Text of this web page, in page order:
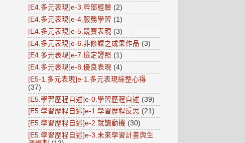
[E4.多元表現]e-3.幹部經驗 (2)
[E4.多元表現]e-4.服務學習 (1)
[E4.多元表現]e-5.競賽表現 (3)
[E4.多元表現]e-6.非修課之成果作品 (3)
[E4.多元表現]e-7.檢定證照 (1)
[E4.多元表現]e-8.優良表現 (4)
[E5-1.多元表現]e-1.多元表現綜整心得
(37)
[E5.學習歷程自述]e-0.學習歷程自述 (39)
[E5.學習歷程自述]e-1.學習歷程反思 (21)
[E5.學習歷程自述]e-2.就讀動機 (30)
[E5.學習歷程自述]e-3.未來學習計畫與生